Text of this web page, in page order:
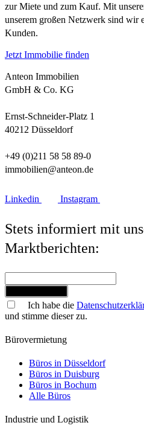
zur Miete und zum Kauf. Mit
unserem großen Netzwerk sind wir
Kunden.
Jetzt Immobilie finden
Anteon Immobilien
GmbH & Co. KG
Ernst-Schneider-Platz 1
40212 Düsseldorf
+49 (0)211 58 58 89-0
immobilien@anteon.de
Linkedin Instagram
Stets informiert mit
Marktberichten:
Ich habe die
und stimme dieser zu.
Bürovermietung
Büros in Düsseldorf
Büros in Duisburg
Büros in Bochum
Alle Büros
Industrie und Logistik